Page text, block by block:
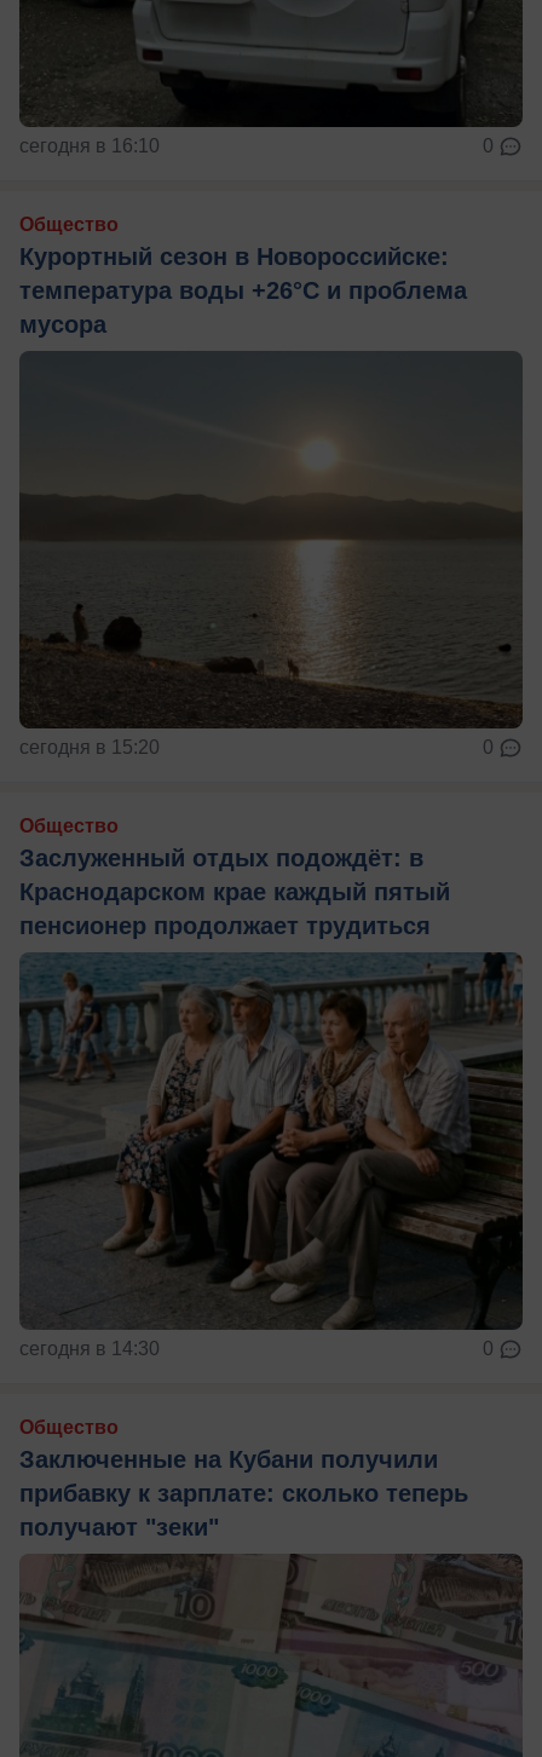
сегодня в 16:10 0
Общество
Курортный сезон в Новороссийске:
температура воды +26°C и проблема
мусора
сегодня в 15:20 0
Общество
Заслуженный отдых подождёт: в
Краснодарском крае каждый пятый
пенсионер продолжает трудиться
сегодня в 14:30 0
Общество
Заключенные на Кубани получили
прибавку к зарплате: сколько теперь
получают "зеки"